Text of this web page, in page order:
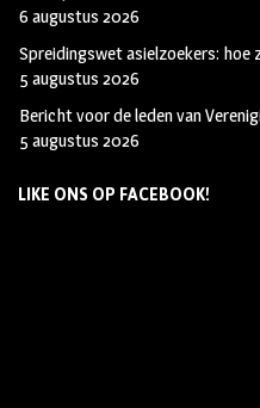
6 augustus 2026
Spreidingswet asielzoekers: hoe
5 augustus 2026
Bericht voor de leden van
5 augustus 2026
LIKE ONS OP FACEBOOK!